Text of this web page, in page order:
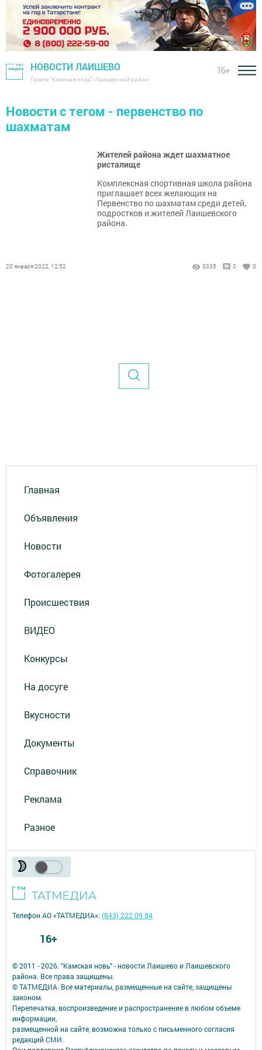
НОВОСТИ ЛАИШЕВО
Газета "Камская новь"- Лаишевский район
16+
Новости с тегом - первенство по
шахматам
Жителей района ждет шахматное
ристалище
Комплексная спортивная школа района
приглашает всех желающих на
Первенство по шахматам среди детей,
подростков и жителей Лаишевского
района.
20 января 2022, 12:52 3335 0 0
Главная
Объявления
Новости
Фотогалерея
Происшествия
ВИДЕО
Конкурсы
На досуге
Вкусности
Документы
Справочник
Реклама
Разное
© 2011 - 2026. "Камская новь" - новости Лаишево и Лаишевского
района. Все права защищены.
© ТАТМЕДИА. Все материалы, размещенные на сайте, защищены
законом.
Перепечатка, воспроизведение и распространение в любом объеме
информации,
размещенной на сайте, возможна только с письменного согласия
редакций СМИ.
Телефон АО «ТАТМЕДИА»:(843) 222 09 84
16+